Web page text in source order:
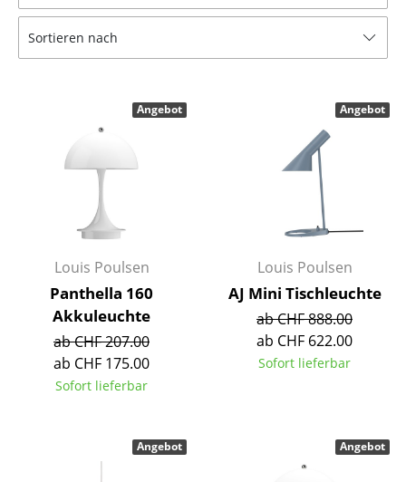
Beistell- & Rollcontainer
Barmöbel
Kleinaufbewahrung
Einzelteile
... alle Aufbewahrungsmöbel
Hängeleuchten & Deckenleuchten
Tischleuchten
Schreibtischleuchten
Stehleuchten & Leseleuchten
Wandleuchten
Sortieren nach
Louis Poulsen
Panthella 160
Akkuleuchte
ab CHF 207.00
ab CHF 175.00
Sofort lieferbar
Angebot
Louis Poulsen
AJ Mini Tischleuchte
ab CHF 888.00
ab CHF 622.00
Sofort lieferbar
Angebot
Angebot Angebot